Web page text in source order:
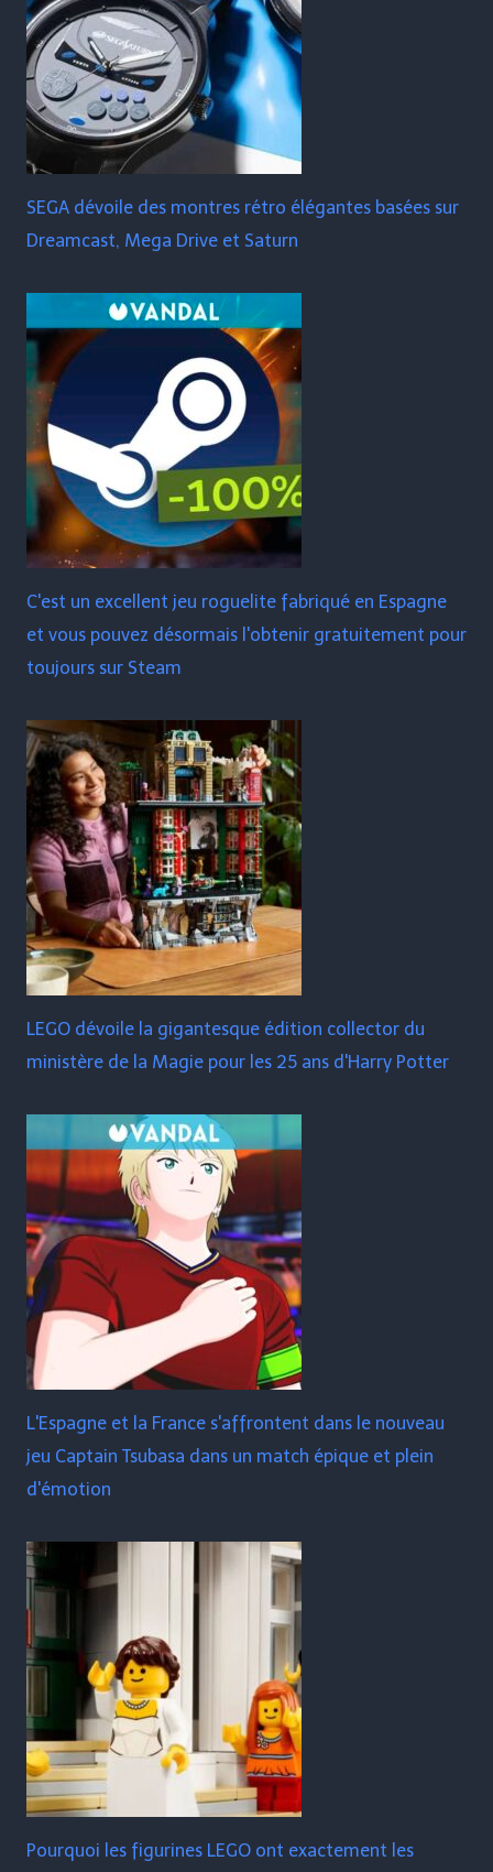
SEGA dévoile des montres rétro élégantes basées sur
Dreamcast, Mega Drive et Saturn
C'est un excellent jeu roguelite fabriqué en Espagne
et vous pouvez désormais l'obtenir gratuitement pour
toujours sur Steam
LEGO dévoile la gigantesque édition collector du
ministère de la Magie pour les 25 ans d'Harry Potter
L'Espagne et la France s'affrontent dans le nouveau
jeu Captain Tsubasa dans un match épique et plein
d'émotion
Pourquoi les figurines LEGO ont exactement les